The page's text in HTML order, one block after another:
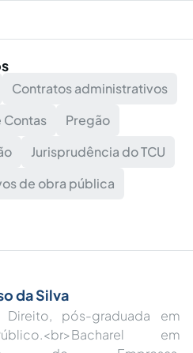
Contratos administrativos
Contas
Pregão
Jurisprudência do TCU
de obra pública
da Silva
Direito, pós-graduada em
em